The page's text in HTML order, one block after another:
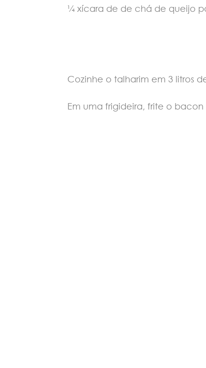
¼ xícara de de chá de queijo
Cozinhe o talharim em 3 litros
Em uma frigideira, frite o